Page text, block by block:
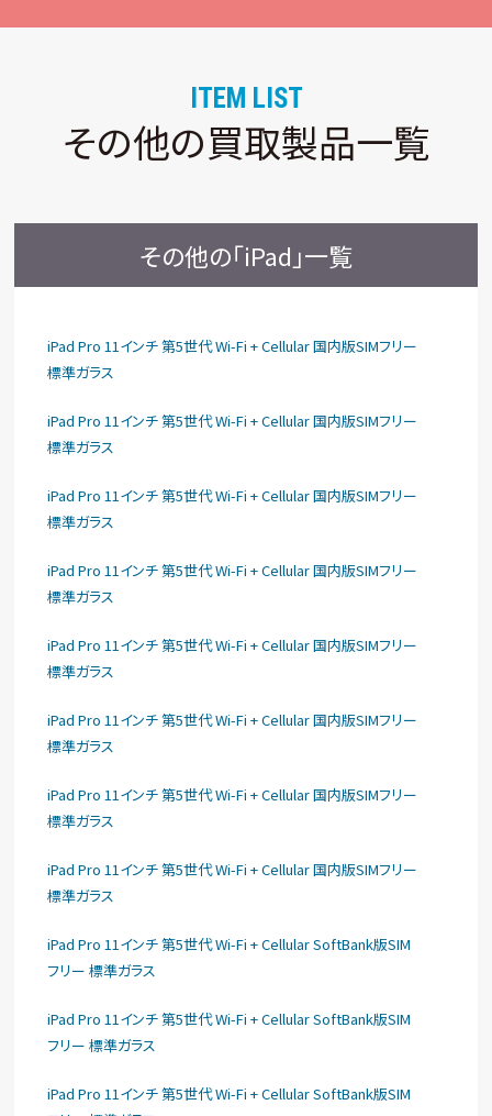
ITEM LIST
その他の買取製品一覧
その他の「iPad」一覧
iPad Pro 11インチ 第5世代 Wi-Fi + Cellular 国内版SIMフリー
標準ガラス
iPad Pro 11インチ 第5世代 Wi-Fi + Cellular 国内版SIMフリー
標準ガラス
iPad Pro 11インチ 第5世代 Wi-Fi + Cellular 国内版SIMフリー
標準ガラス
iPad Pro 11インチ 第5世代 Wi-Fi + Cellular 国内版SIMフリー
標準ガラス
iPad Pro 11インチ 第5世代 Wi-Fi + Cellular 国内版SIMフリー
標準ガラス
iPad Pro 11インチ 第5世代 Wi-Fi + Cellular 国内版SIMフリー
標準ガラス
iPad Pro 11インチ 第5世代 Wi-Fi + Cellular 国内版SIMフリー
標準ガラス
iPad Pro 11インチ 第5世代 Wi-Fi + Cellular 国内版SIMフリー
標準ガラス
iPad Pro 11インチ 第5世代 Wi-Fi + Cellular SoftBank版SIM
フリー 標準ガラス
iPad Pro 11インチ 第5世代 Wi-Fi + Cellular SoftBank版SIM
フリー 標準ガラス
iPad Pro 11インチ 第5世代 Wi-Fi + Cellular SoftBank版SIM